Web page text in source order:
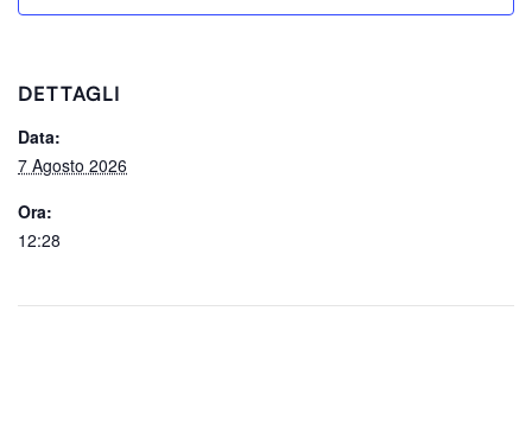
DETTAGLI
Data:
7 Agosto 2026
Ora:
12:28